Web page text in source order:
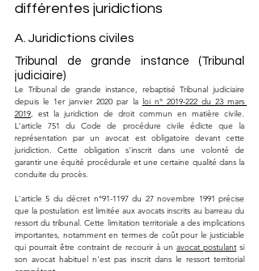
différentes juridictions
A. Juridictions civiles
Tribunal de grande instance (Tribunal
judiciaire)
Le Tribunal de grande instance, rebaptisé Tribunal judiciaire
depuis le 1er janvier 2020 par la loi n° 2019-222 du 23 mars
2019, est la juridiction de droit commun en matière civile.
L'article 751 du Code de procédure civile édicte que la
représentation par un avocat est obligatoire devant cette
juridiction. Cette obligation s'inscrit dans une volonté de
garantir une équité procédurale et une certaine qualité dans la
conduite du procès.
L'article 5 du décret n°91-1197 du 27 novembre 1991 précise
que la postulation est limitée aux avocats inscrits au barreau du
ressort du tribunal. Cette limitation territoriale a des implications
importantes, notamment en termes de coût pour le justiciable
qui pourrait être contraint de recourir à un avocat postulant si
son avocat habituel n'est pas inscrit dans le ressort territorial